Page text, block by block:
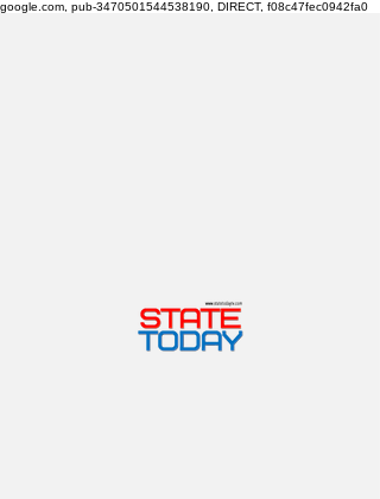
google.com, pub-3470501544538190, DIRECT, f08c47fec0942fa0